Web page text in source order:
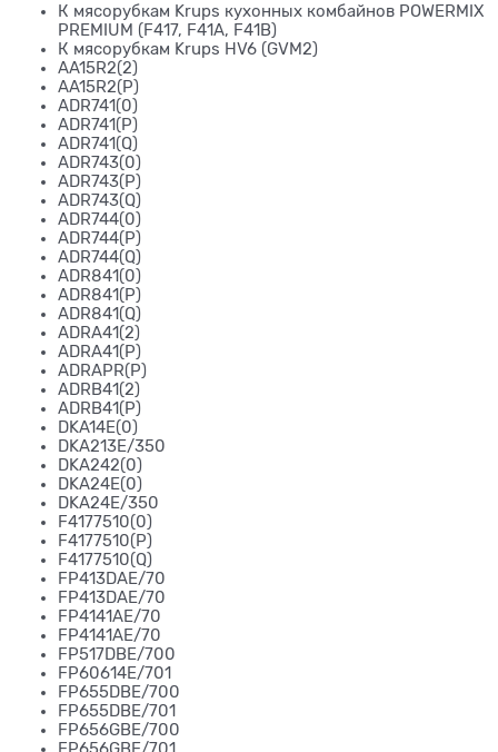
К мясорубкам Krups кухонных комбайнов POWERMIX
PREMIUM (F417, F41A, F41B)
К мясорубкам Krups HV6 (GVM2)
AA15R2(2)
AA15R2(P)
ADR741(0)
ADR741(P)
ADR741(Q)
ADR743(0)
ADR743(P)
ADR743(Q)
ADR744(0)
ADR744(P)
ADR744(Q)
ADR841(0)
ADR841(P)
ADR841(Q)
ADRA41(2)
ADRA41(P)
ADRAPR(P)
ADRB41(2)
ADRB41(P)
DKA14E(0)
DKA213E/350
DKA242(0)
DKA24E(0)
DKA24E/350
F4177510(0)
F4177510(P)
F4177510(Q)
FP413DAE/70
FP413DAE/70
FP4141AE/70
FP4141AE/70
FP517DBE/700
FP60614E/701
FP655DBE/700
FP655DBE/701
FP656GBE/700
FP656GBE/701